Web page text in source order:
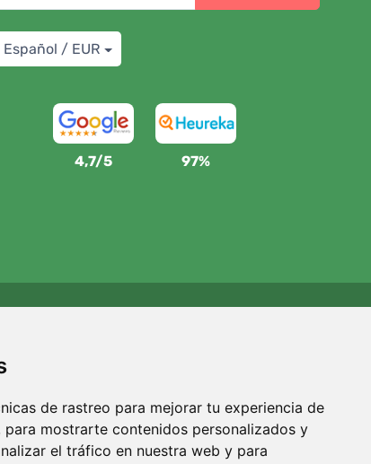
de rastreo para mejorar tu experiencia de
para mostrarte contenidos personalizados y
el tráfico en nuestra web y para
Español / EUR
4,7/5 97%